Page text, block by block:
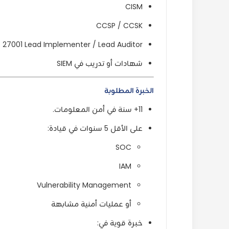
CISM
CCSP / CCSK
27001 Lead Implementer / Lead Auditor
شهادات أو تدريب في SIEM
الخبرة المطلوبة
11+ سنة في أمن المعلومات.
على الأقل 5 سنوات في قيادة:
SOC
IAM
Vulnerability Management
أو عمليات أمنية مشابهة
خبرة قوية في: